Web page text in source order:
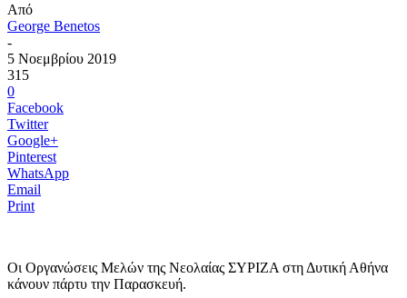
Από
George Benetos
-
5 Νοεμβρίου 2019
315
0
Facebook
Twitter
Google+
Pinterest
WhatsApp
Email
Print
Οι Οργανώσεις Μελών της Νεολαίας ΣΥΡΙΖΑ στη Δυτική Αθήνα
κάνουν πάρτυ την Παρασκευή.